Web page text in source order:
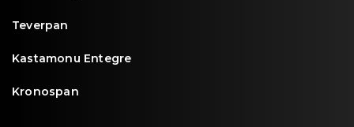
Teverpan
Kastamonu Entegre
Kronospan